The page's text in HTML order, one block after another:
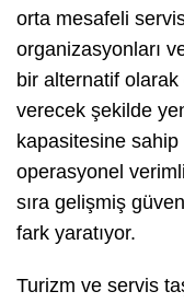
orta mesafeli
organizasyonları
bir alternatif olarak
verecek şekilde
kapasitesine sahip
operasyonel
sıra gelişmiş
fark yaratıyor.
Turizm ve servis